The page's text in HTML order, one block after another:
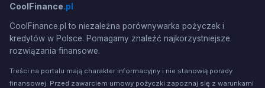
CoolFinance.pl
CoolFinance.pl to niezależna porównywarka pożyczek i
kredytów w Polsce. Pomagamy znaleźć najkorzystniejsze
rozwiązania finansowe.
Treści na portalu mają charakter informacyjny i nie stanowią porady
finansowej. Przed zawarciem umowy pożyczki zapoznaj się z warunkami